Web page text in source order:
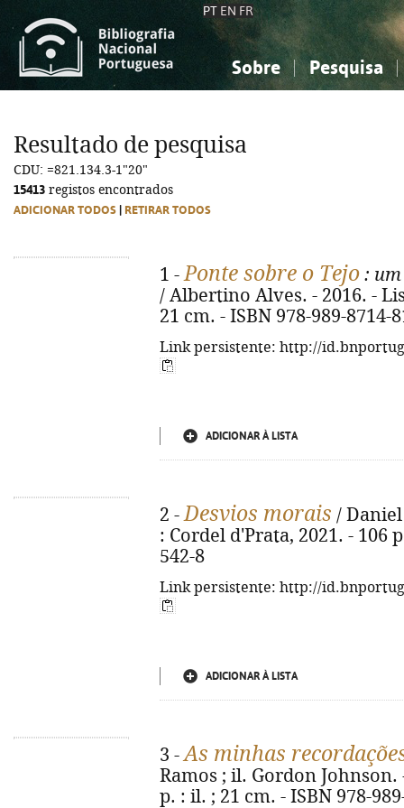
PT EN FR
Sobre Pesquisa
Ciências sociais...
Ciências sociais...
Resultado de pesquisa
CDU: =821.134.3-1"20"
15413 registos encontrados
ADICIONAR TODOS RETIRAR TODOS
1 -Ponte sobre o Tejo :
/ Albertino Alves. - 2016. -
21 cm. - ISBN 978-989-8714-
Link persistente: http://
ADICIONAR À LISTA
2 -Desvios morais /
: Cordel d'Prata, 2021. - 106
542-8
Link persistente: http://
ADICIONAR À LISTA
3 -As minhas
Ramos ; il. Gordon Johnson.
p. : il. ; 21 cm. - ISBN 978-